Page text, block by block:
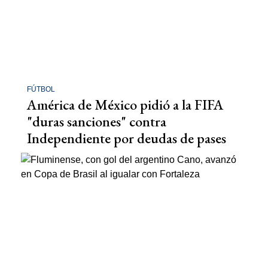
FÚTBOL
América de México pidió a la FIFA
"duras sanciones" contra
Independiente por deudas de pases